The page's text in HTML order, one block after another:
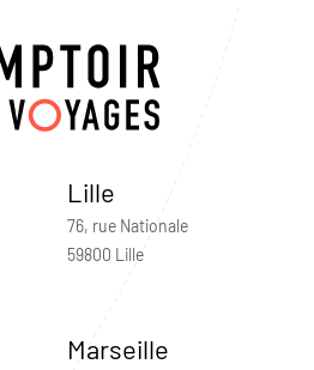
Lille
76, rue Nationale
59800 Lille
Marseille